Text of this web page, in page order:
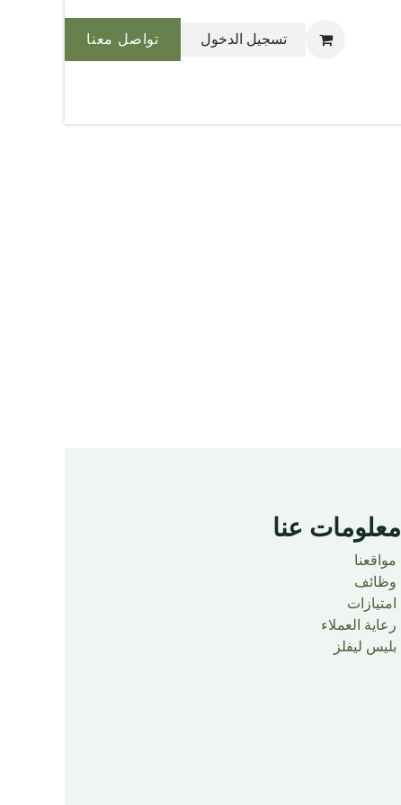
تسجيل الدخول تواصل معنا
معلومات عنا ​
مواقعنا
وظائف
امتيازات
رعاية العملاء
بليس ليفلز